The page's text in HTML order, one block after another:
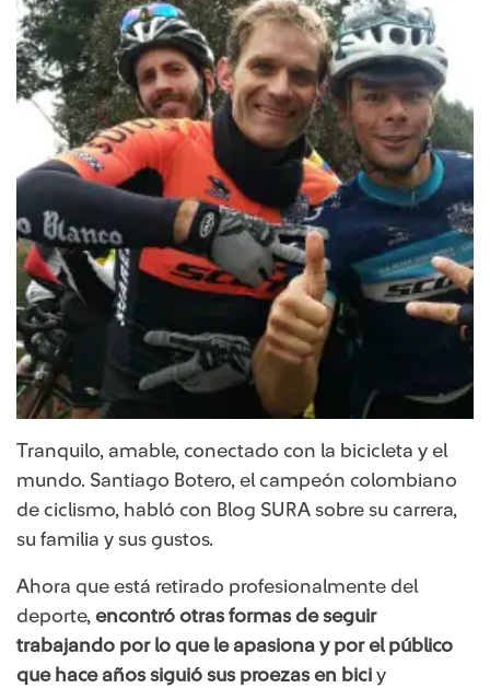
Tranquilo, amable, conectado con la bicicleta y el
mundo. Santiago Botero, el campeón colombiano
de ciclismo, habló con Blog SURA sobre su carrera,
su familia y sus gustos.
Ahora que está retirado profesionalmente del
deporte, encontró otras formas de seguir
trabajando por lo que le apasiona y por el público
que hace años siguió sus proezas en bici y